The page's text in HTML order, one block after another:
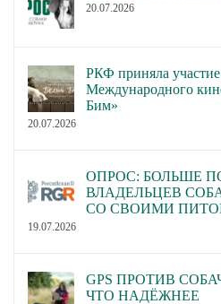
20.07.2026
РКФ приняла
Международного
Бим»
20.07.2026
ОПРОС: БОЛЬШЕ
ВЛАДЕЛЬЦЕВ
СО СВОИМИ
19.07.2026
GPS ПРОТИВ
ЧТО НАДЁЖНЕЕ